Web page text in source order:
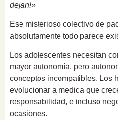
dejan!»
Ese misterioso colectivo de
absolutamente todo parece
Los adolescentes necesitan
mayor autonomía, pero
conceptos incompatibles. Los
evolucionar a medida que
responsabilidad, e incluso
ocasiones.